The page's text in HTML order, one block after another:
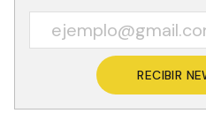
RECIBIR